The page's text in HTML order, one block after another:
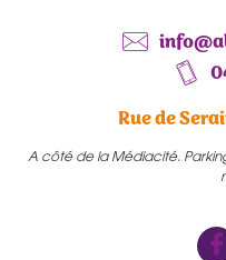
Rue de
A côté de la Médiacité.